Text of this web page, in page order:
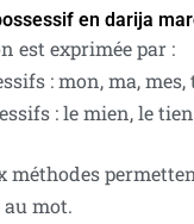
en darija
est exprimée par :
: mon, ma, mes,
: le mien, le
mot.